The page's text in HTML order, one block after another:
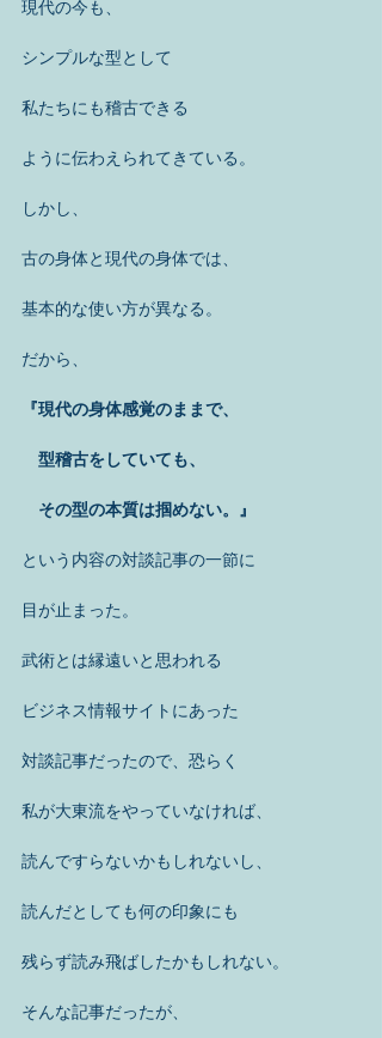
現代の今も、
シンプルな型として
私たちにも稽古できる
ように伝わえられてきている。
しかし、
古の身体と現代の身体では、
基本的な使い方が異なる。
だから、
『現代の身体感覚のままで、
型稽古をしていても、
その型の本質は掴めない。』
という内容の対談記事の一節に
目が止まった。
武術とは縁遠いと思われる
ビジネス情報サイトにあった
対談記事だったので、恐らく
私が大東流をやっていなければ、
読んですらないかもしれないし、
読んだとしても何の印象にも
残らず読み飛ばしたかもしれない。
そんな記事だったが、